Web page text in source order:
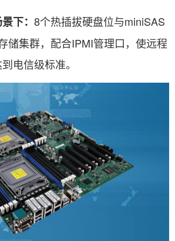
下： 8个热插拔硬盘位与miniSAS
储集群，配合IPMI管理口，使远程
电信级标准。